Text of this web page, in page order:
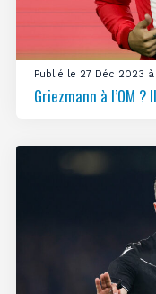
Publié le 27 Déc 2023 à
Griezmann à l’OM